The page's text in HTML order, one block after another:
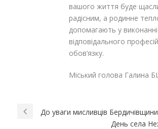
вашого життя буде
радісним, а родинне
допомагають у
відповідального
обов’язку.
Міський голова Галина
До уваги мисливців
День села